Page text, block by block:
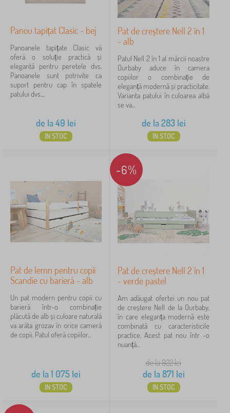
Panou tapițat Clasic - bej
Panoanele tapițate Clasic vă
oferă o soluție practică și
elegantă pentru peretele dvs.
Panoanele sunt potrivite ca
suport pentru cap în spatele
patului dvs....
de la49 lei
IN STOC
Pat de creștere Nell 2 în 1
- alb
Patul Nell 2 în 1 al mărcii noastre
Ourbaby aduce în camera
copiilor o combinație de
eleganță modernă și practicitate.
Varianta patului în culoarea albă
se va...
de la283lei
IN STOC
Pat de lemn pentru copii
Scandie cu barieră - alb
Un pat modern pentru copii cu
barieră într-o combinație
plăcută de alb și culoare naturală
va arăta grozav în orice cameră
de copii. Patul oferă copiilor...
de la1 075 lei
IN STOC
-6%
Pat de creștere Nell 2 în 1
- verde pastel
Am adăugat ofertei un nou pat
de creștere Nell de la Ourbaby,
în care eleganța modernă este
combinată cu caracteristicile
practice. Acest pat nou într -o
nuanță...
de la 922lei
de la871 lei
IN STOC